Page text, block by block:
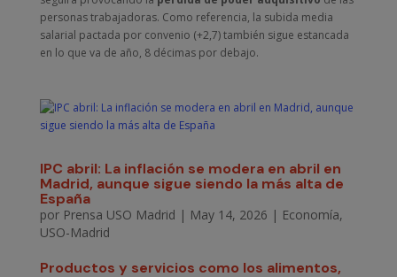
personas trabajadoras. Como referencia, la subida media
salarial pactada por convenio (+2,7) también sigue estancada
en lo que va de año, 8 décimas por debajo.
IPC abril: La inflación se modera en abril en
Madrid, aunque sigue siendo la más alta de
España
por Prensa USO Madrid | May 14, 2026 | Economía,
USO-Madrid
Productos y servicios como los alimentos,